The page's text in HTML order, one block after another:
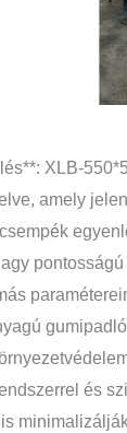
XLB-
amely
és